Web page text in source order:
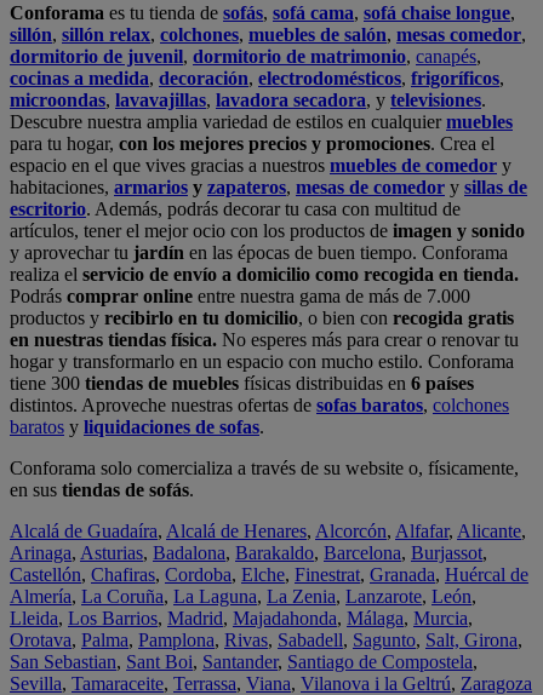
Conforama es tu tienda de sofás, sofá cama, sofá chaise longue,
sillón, sillón relax, colchones, muebles de salón, mesas comedor,
dormitorio de juvenil, dormitorio de matrimonio, canapés,
cocinas a medida, decoración, electrodomésticos, frigoríficos,
microondas, lavavajillas, lavadora secadora, y televisiones.
Descubre nuestra amplia variedad de estilos en cualquiermuebles
para tu hogar, con los mejores precios y promociones. Crea el
espacio en el que vives gracias a nuestros muebles de comedor y
habitaciones, armarios y zapateros, mesas de comedor y sillas de
escritorio. Además, podrás decorar tu casa con multitud de
artículos, tener el mejor ocio con los productos de imagen y sonido
y aprovechar tu jardín en las épocas de buen tiempo. Conforama
realiza el servicio de envío a domicilio como recogida en tienda.
Podrás comprar online entre nuestra gama de más de 7.000
productos y recibirlo en tu domicilio, o bien con recogida gratis
en nuestras tiendas física. No esperes más para crear o renovar tu
hogar y transformarlo en un espacio con mucho estilo. Conforama
tiene 300 tiendas de muebles físicas distribuidas en 6 países
distintos. Aproveche nuestras ofertas de sofas baratos, colchones
baratos y liquidaciones de sofas.
Conforama solo comercializa a través de su website o, físicamente,
en sus tiendas de sofás.
Alcalá de Guadaíra, Alcalá de Henares, Alcorcón, Alfafar, Alicante,
Arinaga, Asturias, Badalona, Barakaldo, Barcelona, Burjassot,
Castellón, Chafiras, Cordoba, Elche, Finestrat, Granada, Huércal de
Almería, La Coruña, La Laguna, La Zenia, Lanzarote, León,
Lleida, Los Barrios, Madrid, Majadahonda, Málaga, Murcia,
Orotava, Palma, Pamplona, Rivas, Sabadell, Sagunto, Salt, Girona,
San Sebastian, Sant Boi, Santander, Santiago de Compostela,
Sevilla, Tamaraceite, Terrassa, Viana, Vilanova i la Geltrú, Zaragoza